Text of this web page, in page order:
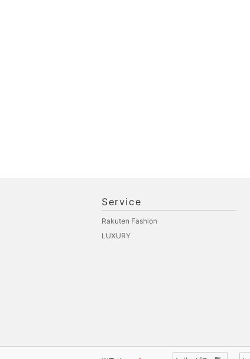
Service
Rakuten Fashion
LUXURY